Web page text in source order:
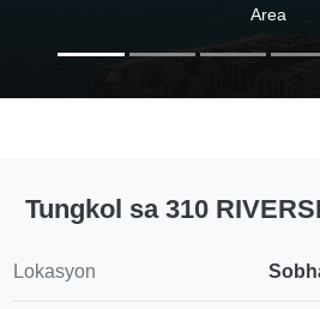
Area
Tungkol sa 310
Lokasyon